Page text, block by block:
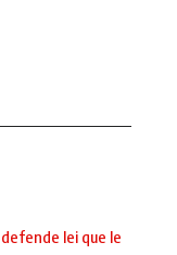
lei que le